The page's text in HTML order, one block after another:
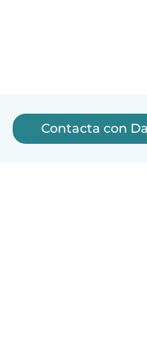
Contacta con